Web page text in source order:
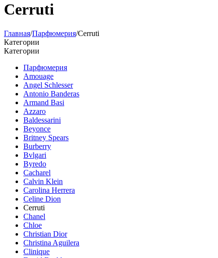
Cerruti
Главная/Парфюмерия/Cerruti
Категории
Категории
Парфюмерия
Amouage
Angel Schlesser
Antonio Banderas
Armand Basi
Azzaro
Baldessarini
Beyonce
Britney Spears
Burberry
Bvlgari
Byredo
Cacharel
Calvin Klein
Carolina Herrera
Celine Dion
Cerruti
Chanel
Chloe
Christian Dior
Christina Aguilera
Clinique